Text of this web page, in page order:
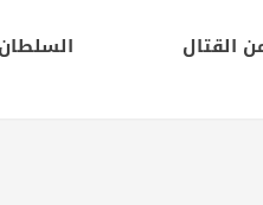
القتال